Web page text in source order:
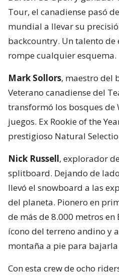
Tour, el canadiense pasó
mundial a llevar su
backcountry. Un talento
rompe cualquier esquema.
Mark Sollors, maestro del
Veterano canadiense del
transformó los bosques de
juegos. Ex Rookie of the
prestigioso Natural
Nick Russell, explorador
splitboard. Dejando de
llevó el snowboard a las
del planeta. Pionero en
de más de 8.000 metros en
ícono del terreno andino y
montaña a pie para
Con esta crew de ocho